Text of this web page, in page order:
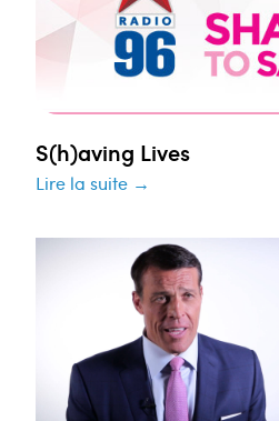
S(h)aving Lives
Lire la suite →